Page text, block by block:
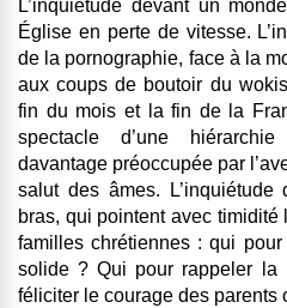
L’inquiétude devant un
Église en perte de vitesse.
de la pornographie, face à la
aux coups de boutoir du
fin du mois et la fin de la
spectacle d’une
davantage préoccupée par
salut des âmes.
bras, qui pointent avec
familles chrétiennes : qui
solide ? Qui pour rappeler la
féliciter le courage des parents